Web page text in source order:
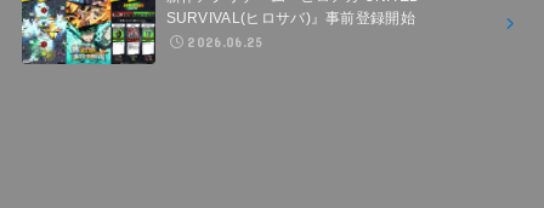
SURVIVAL(ヒロサバ)』事前登録開始
2026.06.25